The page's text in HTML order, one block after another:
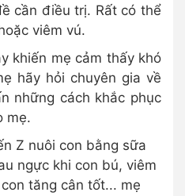
cần điều trị. Rất có thể
viêm vú.
khiến mẹ cảm thấy khó
hãy hỏi chuyên gia về
những cách khắc phục
mẹ.
Z nuôi con bằng sữa
ngực khi con bú, viêm
tăng cân tốt... mẹ